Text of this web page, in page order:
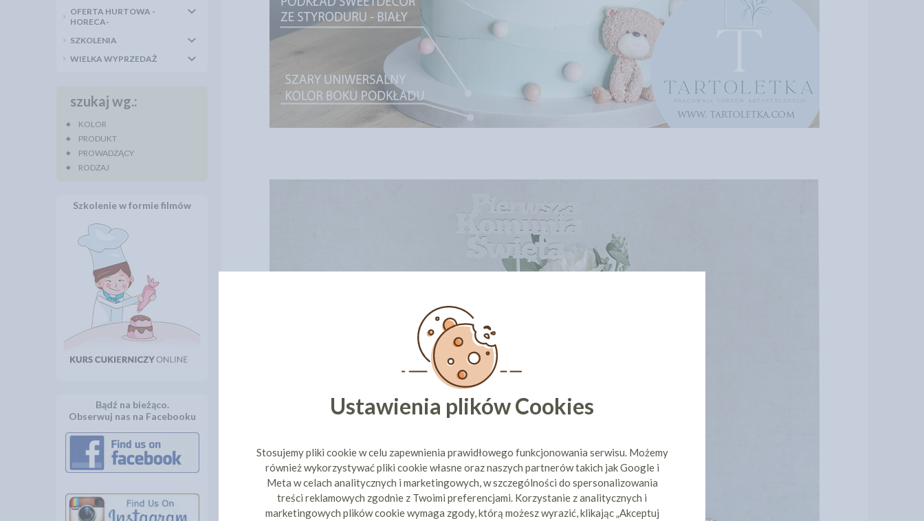
OFERTA HURTOWA -
HORECA-
SZKOLENIA
WIELKA WYPRZEDAŻ
szukaj wg.:
KOLOR
PRODUKT
PROWADZĄCY
RODZAJ
Szkolenie w formie filmów
Bądź na bieżąco.
Obserwuj nas na Facebooku
Ustawienia plików Cookies
Stosujemy pliki cookie w celu zapewnienia prawidłowego funkcjonowania serwisu. Możemy
również wykorzystywać pliki cookie własne oraz naszych partnerów takich jak Google i
Meta w celach analitycznych i marketingowych, w szczególności do spersonalizowania
treści reklamowych zgodnie z Twoimi preferencjami. Korzystanie z analitycznych i
marketingowych plików cookie wymaga zgody, którą możesz wyrazić, klikając „Akceptuj